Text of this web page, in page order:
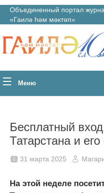
Объединенный портал
«Гаилә һәм мәктәп»
Меню
Бесплатный
Татарстана и
31 марта 2025
На этой неделе